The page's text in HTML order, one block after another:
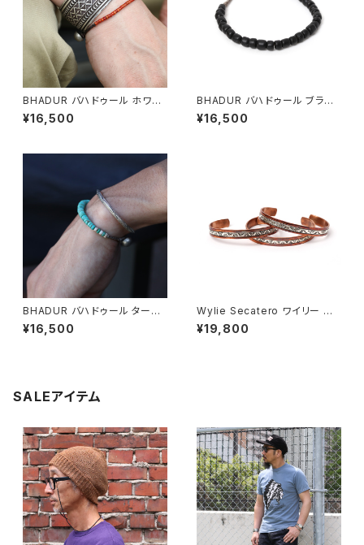
BHADUR バハドゥール ホワイ
トハートアンティークビーズ ブ
レスレット 金赤 #b126 日本製
¥16,500
BHADUR バハドゥール ブラッ
ク アンティークガラスビーズブ
レスレット #b124 日本製
¥16,500
BHADUR バハドゥール ターコ
イズアンティークビーズブレスレ
ット #b130 日本製 ハンドメイ
¥16,500
Wylie Secatero ワイリー セ
カテロ Stumpwork Bangle
スタンプワークバングル ナバホ
¥19,800
SALEアイテム